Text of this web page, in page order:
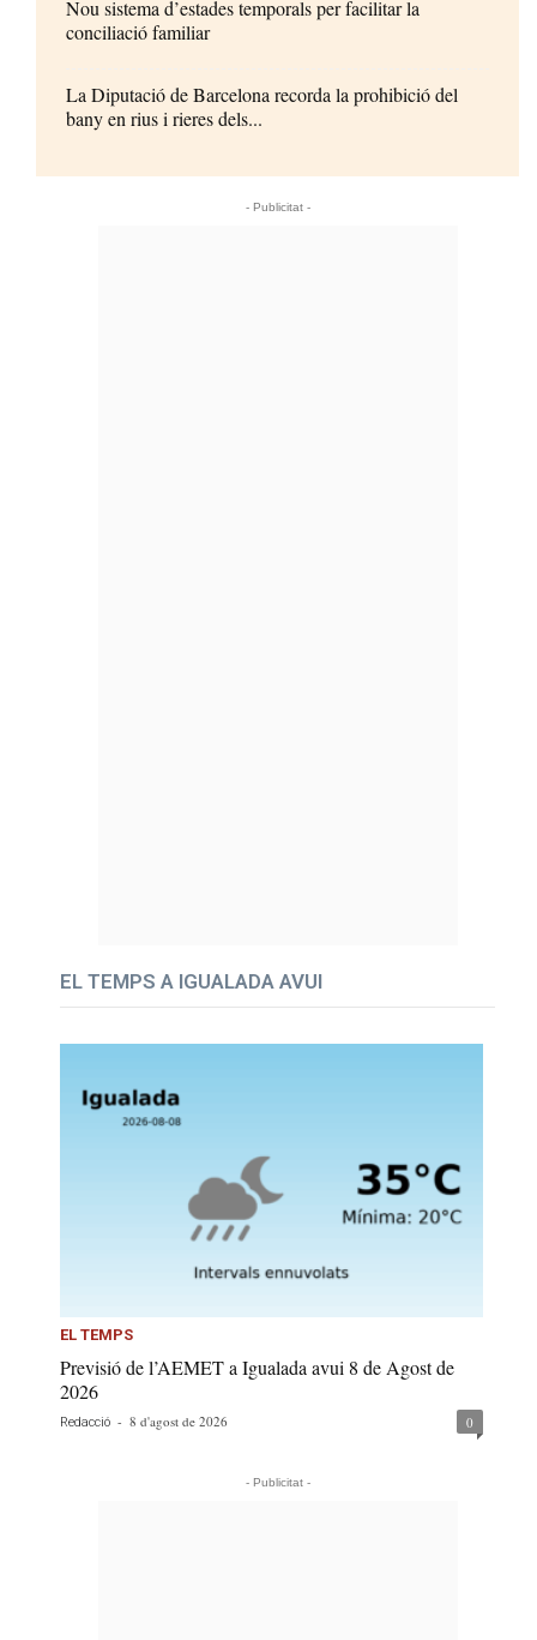
Nou sistema d’estades temporals per facilitar la
conciliació familiar
La Diputació de Barcelona recorda la prohibició del
bany en rius i rieres dels...
- Publicitat -
EL TEMPS A IGUALADA AVUI
EL TEMPS
Previsió de l’AEMET a Igualada avui 8 de Agost de
2026
Redacció - 8 d'agost de 2026 0
- Publicitat -